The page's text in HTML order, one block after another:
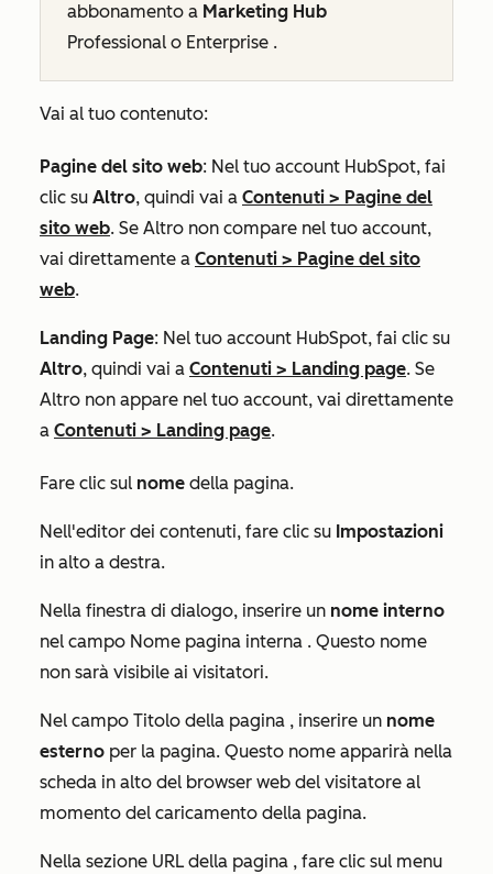
abbonamento a Marketing Hub
Professional o Enterprise .
Vai al tuo contenuto:
Pagine del sito web: Nel tuo account HubSpot, fai
clic su Altro, quindi vai a Contenuti > Pagine del
sito web. Se Altro non compare nel tuo account,
vai direttamente a Contenuti > Pagine del sito
web.
Landing Page: Nel tuo account HubSpot, fai clic su
Altro, quindi vai a Contenuti > Landing page. Se
Altro non appare nel tuo account, vai direttamente
a Contenuti > Landing page.
Fare clic sul nome della pagina.
Nell'editor dei contenuti, fare clic su Impostazioni
in alto a destra.
Nella finestra di dialogo, inserire un nome interno
nel campo Nome pagina interna . Questo nome
non sarà visibile ai visitatori.
Nel campo Titolo della pagina , inserire un nome
esterno per la pagina. Questo nome apparirà nella
scheda in alto del browser web del visitatore al
momento del caricamento della pagina.
Nella sezione URL della pagina , fare clic sul menu